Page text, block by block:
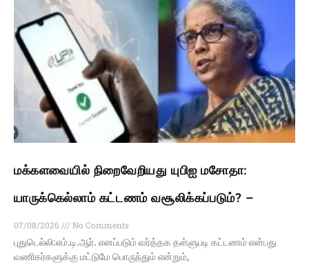
மக்களவையில் நிறைவேறியது யுபிஐ மசோதா:
யாருக்கெல்லாம் கட்டணம் வசூலிக்கப்படும்? –
07/08/2026
No Comments
புதுடெல்லி:எம்.டி.ஆர். எனப்படும் வர்த்தக தள்ளுபடி கட்டணம் என்பது
வணிகர்களுக்கு மட்டுமே பொருந்தும் என்றும்,